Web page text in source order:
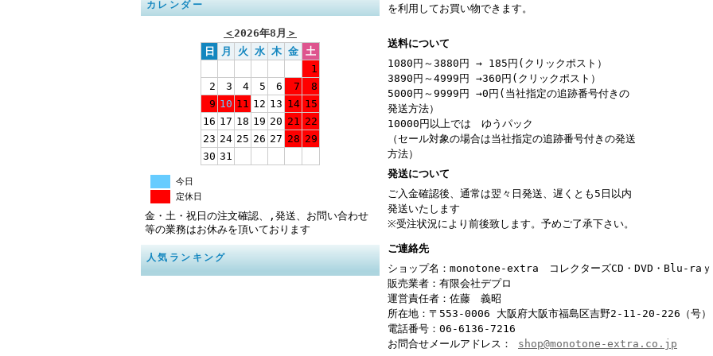
カレンダー
＜2026年8月 ＞
日
月 火 水 木 金 土
1
2
3 4 5 6 7
8
9 10 11 12 13 14 15
16 17 18 19 20 21 22
23 24 25 26 27 28 29
30 31
今日
定休日
金・土・祝日の注文確認、,発送、お問い合わせ
等の業務はお休みを頂いております
人気ランキング
を利用してお買い物できます。
送料について
1080円～3880円 → 185円(クリックポスト）
3890円～4999円 →360円(クリックポスト）
5000円～9999円 →0円(当社指定の追跡番号付きの
発送方法）
10000円以上では ゆうパック
（セール対象の場合は当社指定の追跡番号付きの発送
方法）
発送について
ご入金確認後、通常は翌々日発送、遅くとも5日以内
発送いたします
※受注状況により前後致します。予めご了承下さい。
ご連絡先
ショップ名：monotone-extra コレクターズCD・DVD・Blu-raｙ
販売業者：有限会社デプロ
運営責任者：佐藤 義昭
所在地：〒553-0006 大阪府大阪市福島区吉野2-11-20-226（号）
電話番号：06-6136-7216
お問合せメールアドレス： shop@monotone-extra.co.jp